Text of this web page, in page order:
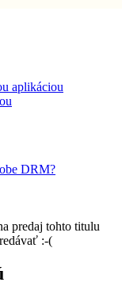
aplikáciou
DRM?
predaj tohto titulu
:-(